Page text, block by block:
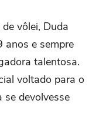
vôlei, Duda
anos e sempre
talentosa.
voltado para o
se devolvesse